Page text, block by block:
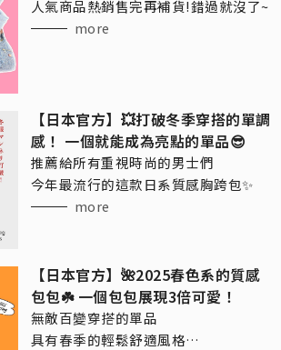
人氣商品熱銷售完再補貨!錯過就沒了~
more
【日本官方】💥打破冬季穿搭的單調
感！ 一個就能成為亮點的單品😎
推薦給所有重視時尚的男士們
今年最流行的這款日系質感胸跨包✨
more
【日本官方】🌺2025春色系的質感
包包☘️ 一個包包展現3倍可愛！
無敵百變穿搭的單品
具有春季的輕鬆舒適風格